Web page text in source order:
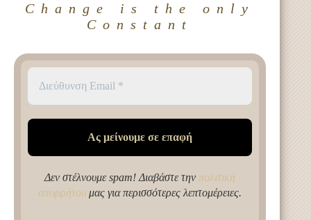
Change is the only
Constant
Δεν στέλνουμε spam! Διαβάστε την πολιτική
απορρήτου μας για περισσότερες λεπτομέρειες.